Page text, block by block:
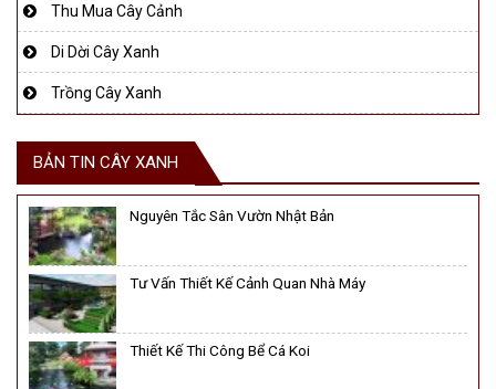
Thu Mua Cây Cảnh
Di Dời Cây Xanh
Trồng Cây Xanh
BẢN TIN CÂY XANH
Nguyên Tắc Sân Vườn Nhật Bản
Tư Vấn Thiết Kế Cảnh Quan Nhà Máy
Thiết Kế Thi Công Bể Cá Koi